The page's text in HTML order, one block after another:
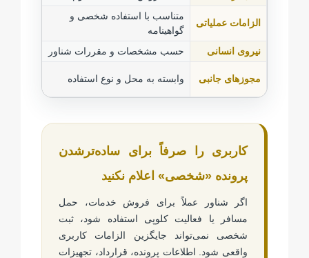
الزامات عملیاتی
متناسب با استفاده شخصی و
گواهینامه
نیروی انسانی حسب مشخصات و مقررات شناور
مجوزهای جانبی وابسته به محل و نوع استفاده
کاربری را صرفاً برای ساده‌ترشدن
پرونده «شخصی» اعلام نکنید
اگر شناور عملاً برای فروش خدمات، حمل
مسافر یا فعالیت کلوپی استفاده شود، ثبت
شخصی نمی‌تواند جایگزین الزامات کاربری
واقعی شود. اطلاعات پرونده، قرارداد، تجهیزات